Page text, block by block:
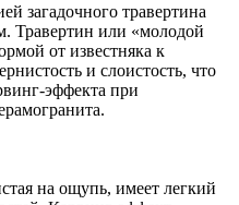
загадочного травертина
Травертин или «молодой
от известняка к
и слоистость, что
эффекта при
на ощупь, имеет легкий